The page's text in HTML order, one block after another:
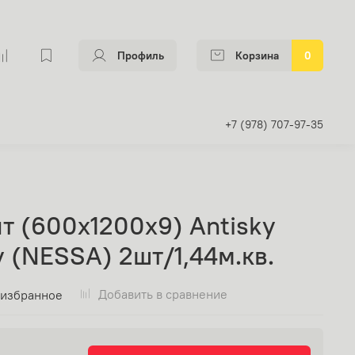
Профиль Корзина 0
+7 (978) 707-97-35
(600х1200х9) Antisky
(NESSA) 2шт/1,44м.кв.
Добавить в сравнение